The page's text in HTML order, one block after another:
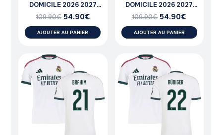
DOMICILE 2026 2027
CEBALLOS
109.90€ 54.90€
AJOUTER AU PANIER
DOMICILE 2026 2027
FRAN GARCIA
109.90€ 54.90€
AJOUTER AU PANIER